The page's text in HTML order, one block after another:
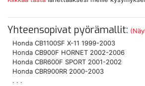
Yhteensopivat pyörämallit:
Honda CB1100SF X-11 1999-2003
Honda CB900F HORNET 2002-2006
Honda CBR600F SPORT 2001-2002
Honda CBR900RR 2000-2003
. . .